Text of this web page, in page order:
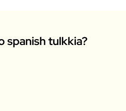
spanish tulkkia?